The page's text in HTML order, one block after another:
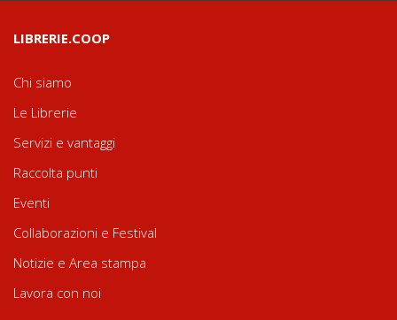
LIBRERIE.COOP
Chi siamo
Le Librerie
Servizi e vantaggi
Raccolta punti
Eventi
Collaborazioni e Festival
Notizie e Area stampa
Lavora con noi